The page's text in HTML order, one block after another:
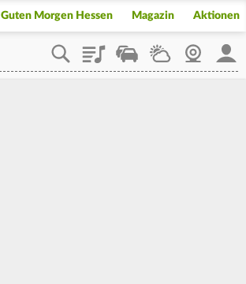
Guten Morgen Hessen Magazin Aktionen
PlaylistStaupilotWetterWebcam